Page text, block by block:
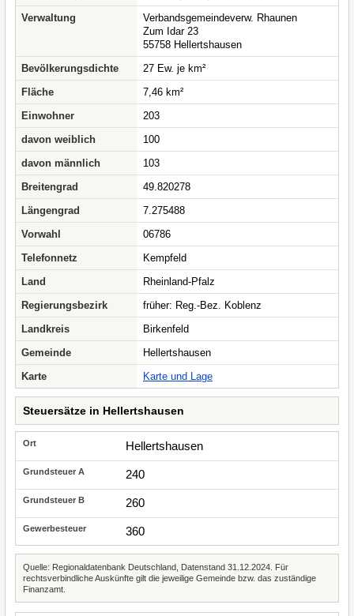
Verwaltung
Verbandsgemeindeverw. Rhaunen
Zum Idar 23
55758 Hellertshausen
Bevölkerungsdichte
27 Ew. je km²
Fläche
7,46 km²
Einwohner
203
davon weiblich
100
davon männlich
103
Breitengrad
49.820278
Längengrad
7.275488
Vorwahl
06786
Telefonnetz
Kempfeld
Land
Rheinland-Pfalz
Regierungsbezirk
früher: Reg.-Bez. Koblenz
Landkreis
Birkenfeld
Gemeinde
Hellertshausen
Karte
Karte und Lage
Steuersätze in Hellertshausen
Hellertshausen
240
260
360
Quelle: Regionaldatenbank Deutschland, Datenstand 31.12.2024. Für
rechtsverbindliche Auskünfte gilt die jeweilige Gemeinde bzw. das zuständige
Finanzamt.